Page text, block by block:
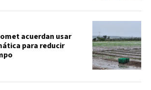
acuerdan usar
para reducir